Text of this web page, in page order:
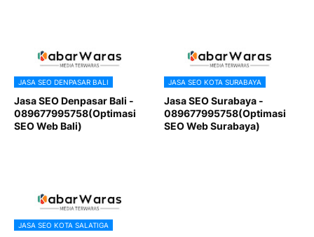
JASA SEO DENPASAR BALI
Jasa SEO Denpasar Bali -
089677995758(Optimasi
SEO Web Bali)
JASA SEO KOTA SURABAYA
Jasa SEO Surabaya -
089677995758(Optimasi
SEO Web Surabaya)
JASA SEO KOTA SALATIGA